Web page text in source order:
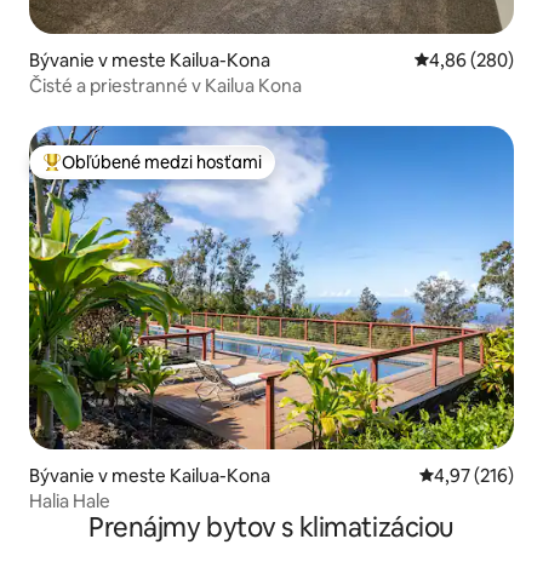
Bývanie v meste Kailua-Kona Priemerné
4,86 (280)
Čisté a priestranné v Kailua Kona
Najobľúbenejšie medzi hosťami
Obľúbené medzi hosťami
Bývanie v meste Kailua-Kona Priemerné
4,97 (216)
Halia Hale
Prenájmy bytov s klimatizáciou